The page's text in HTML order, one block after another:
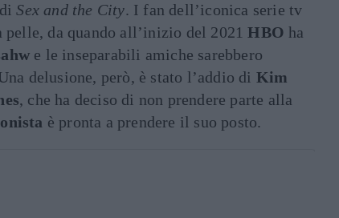
diSex and the City. I fan dell’iconica serie tv
pelle, da quando all’inizio del 2021HBO ha
e le inseparabili amiche sarebbero
delusione, però, è stato l’addio di Kim
, che ha deciso di non prendere parte alla
è pronta a prendere il suo posto.